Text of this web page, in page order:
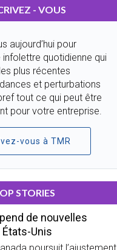
- VOUS
aujourd’hui pour
quotidienne qui
plus récentes
et perturbations
tout ce qui peut être
pour votre entreprise.
vous à TMR
STORIES
de nouvelles
Unis